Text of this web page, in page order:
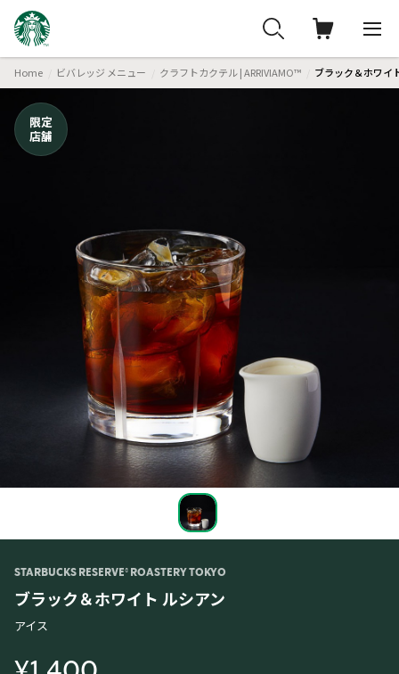
Home ビバレッジ メニュー クラフトカクテル | ARRIVIAMO™ ブラック＆ホワイ
限定
店舗
STARBUCKS RESERVE® ROASTERY TOKYO
ブラック＆ホワイト ルシアン
アイス